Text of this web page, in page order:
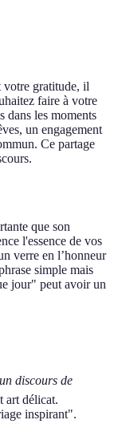
votre gratitude, il
faire à votre
dans les moments
un engagement
Ce partage
que son
l'essence de vos
verre en l’honneur
simple mais
jour" peut avoir un
discours de
art délicat.
inspirant".